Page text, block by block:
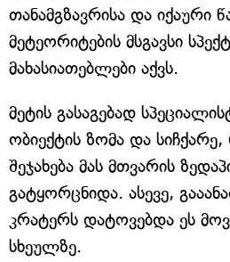
თანამგზავრისა და იქაური
მეტეორიტების მსგავსი
მახასიათებლები აქვს.
მეტის გასაგებად
ობიექტის ზომა და
შეჯახება მას მთვარის
გატყორცნიდა. ასევე,
კრატერს დატოვებდა ეს
სხეულზე.